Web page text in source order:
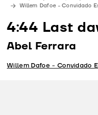
Downloads
Contactos
Willem Dafoe - Convidado
4:44 Last
Abel Ferrara
Willem Dafoe - Convidado